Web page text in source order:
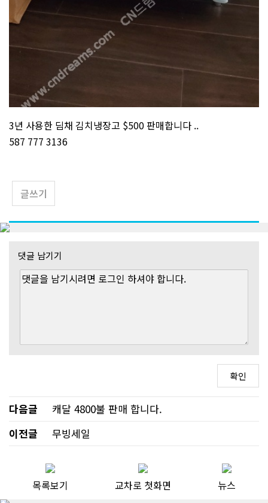
3년 사용한 딤채 김치냉장고 $500 판매합니다 ..
587 777 3136
글쓰기
댓글 남기기
다음글
캐달 4800불 판매 합니다.
이전글
무빙세일
목록보기 교차로 첫화면 뉴스